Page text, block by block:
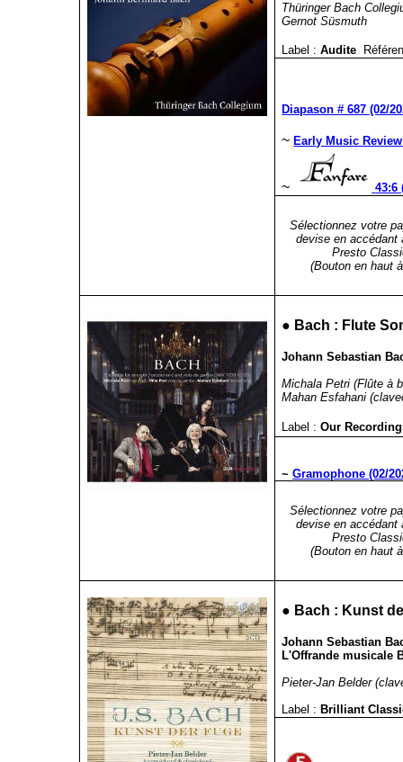
Thüringer Bach
Gernot Süsmuth
Label : Audite
Diapason # 687 (02/
~Early Music Review
~ 43:6
Sélectionnez votre
devise en accédant
Presto
(Bouton en haut
● Bach : Flute
Johann Sebastian
Michala Petri (Flûte à
Mahan Esfahani
Label : Our
~Gramophone (02/
Sélectionnez votre
devise en accédant
Presto
(Bouton en haut
● Bach : Kunst
Johann Sebastian
L'Offrande musicale
Pieter-Jan Belder
Label : Brilliant